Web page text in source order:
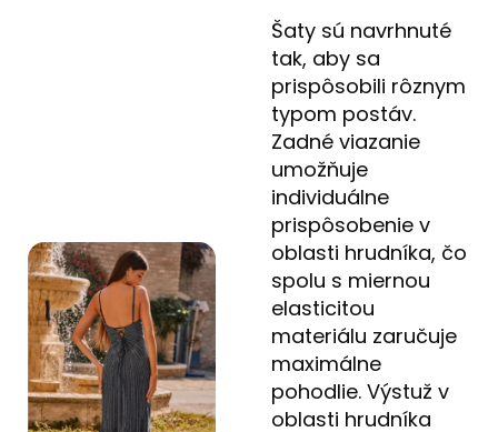
Šaty sú navrhnuté
tak, aby sa
prispôsobili rôznym
typom postáv.
Zadné viazanie
umožňuje
individuálne
prispôsobenie v
oblasti hrudníka, čo
spolu s miernou
elasticitou
materiálu zaručuje
maximálne
pohodlie. Výstuž v
oblasti hrudníka